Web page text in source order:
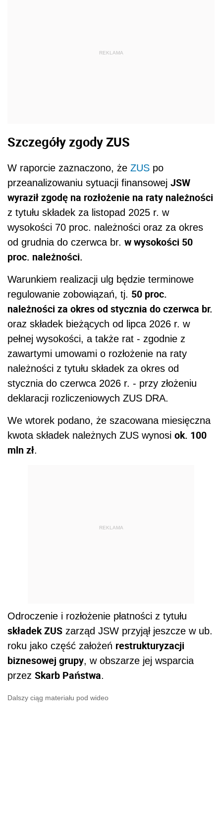
REKLAMA
Szczegóły zgody ZUS
W raporcie zaznaczono, że ZUS po
przeanalizowaniu sytuacji finansowej JSW
wyraził zgodę na rozłożenie na raty należności
z tytułu składek za listopad 2025 r. w
wysokości 70 proc. należności oraz za okres
od grudnia do czerwca br. w wysokości 50
proc. należności.
Warunkiem realizacji ulg będzie terminowe
regulowanie zobowiązań, tj. 50 proc.
należności za okres od stycznia do czerwca br.
oraz składek bieżących od lipca 2026 r. w
pełnej wysokości, a także rat - zgodnie z
zawartymi umowami o rozłożenie na raty
należności z tytułu składek za okres od
stycznia do czerwca 2026 r. - przy złożeniu
deklaracji rozliczeniowych ZUS DRA.
We wtorek podano, że szacowana miesięczna
kwota składek należnych ZUS wynosi ok. 100
mln zł.
REKLAMA
Odroczenie i rozłożenie płatności z tytułu
składek ZUS zarząd JSW przyjął jeszcze w ub.
roku jako część założeń restrukturyzacji
biznesowej grupy, w obszarze jej wsparcia
przez Skarb Państwa.
Dalszy ciąg materiału pod wideo